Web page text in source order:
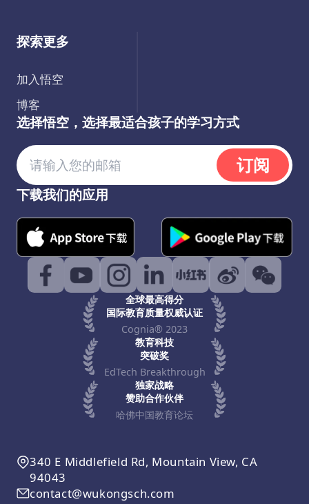
探索更多
加入悟空
博客
选择悟空，选择最适合孩子的学习方式
订阅
下载我们的应用
全球最高得分
国际教育质量权威认证
Cognia® 2023
教育科技
突破奖
EdTech Breakthrough
独家战略
赞助合作伙伴
哈佛中国教育论坛
340 E Middlefield Rd, Mountain View, CA
94043
contact@wukongsch.com